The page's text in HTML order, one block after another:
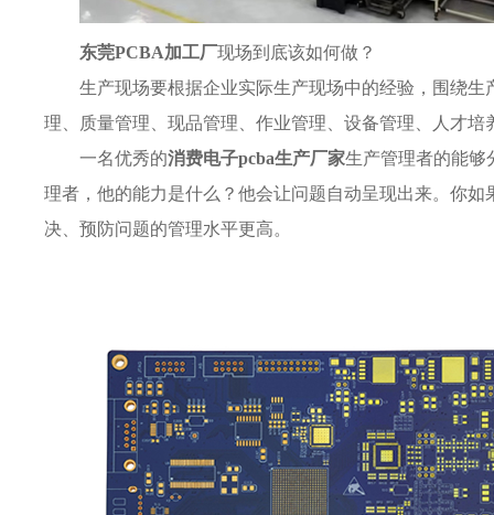
东莞PCBA加工厂现场到底该如何做？
生产现场要根据企业实际生产现场中的经验，围绕
理、质量管理、现品管理、作业管理、设备管理、人才
一名优秀的消费电子pcba生产厂家生产管理者的能够
理者，他的能力是什么？他会让问题自动呈现出来。你
决、预防问题的管理水平更高。